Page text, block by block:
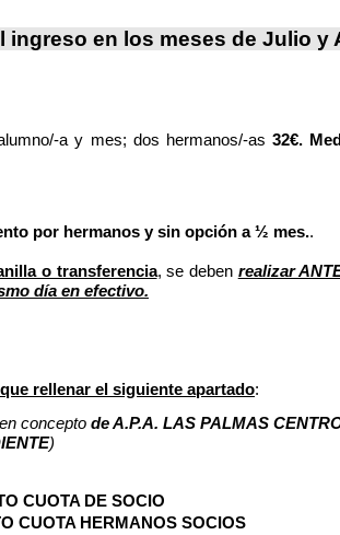
ingreso en los meses de Julio y
a y mes; dos hermanos/-as 32€.
por hermanos y sin opción a ½ mes..
o transferencia, se deben realizar
día en efectivo.
rellenar el siguiente apartado:
concepto de A.P.A. LAS PALMAS
)
CUOTA DE SOCIO
CUOTA HERMANOS SOCIOS